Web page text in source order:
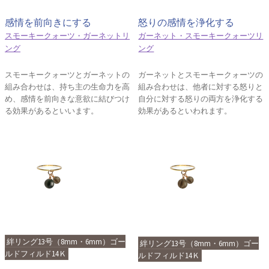
感情を前向きにする
スモーキークォーツ・ガーネットリ
ング
スモーキークォーツとガーネットの
組み合わせは、持ち主の生命力を高
め、感情を前向きな意欲に結びつけ
る効果があるといいます。
怒りの感情を浄化する
ガーネット・スモーキークォーツリ
ング
ガーネットとスモーキークォーツの
組み合わせは、他者に対する怒りと
自分に対する怒りの両方を浄化する
効果があるといわれます。
絆リング13号（8mm・6mm）ゴー
ルドフィルド14Ｋ
絆リング13号（8mm・6mm）ゴー
ルドフィルド14Ｋ